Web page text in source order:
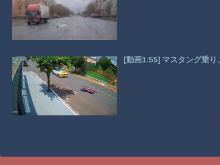
[動画1:55] マスタング乗